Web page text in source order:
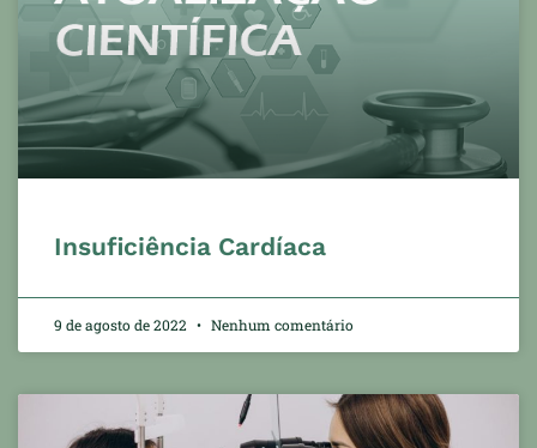
Insuficiência Cardíaca
9 de agosto de 2022 Nenhum comentário